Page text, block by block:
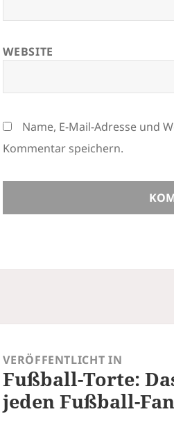
WEBSITE
Name, E-Mail-Adresse und
Kommentar speichern.
VERÖFFENTLICHT IN
Fußball-Torte:
jeden Fußball-